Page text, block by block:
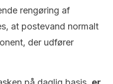
rengøring af
at postevand normalt
der udfører